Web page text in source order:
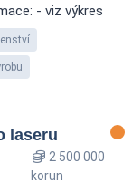
- viz výkres
laseru
2 500 000
korun